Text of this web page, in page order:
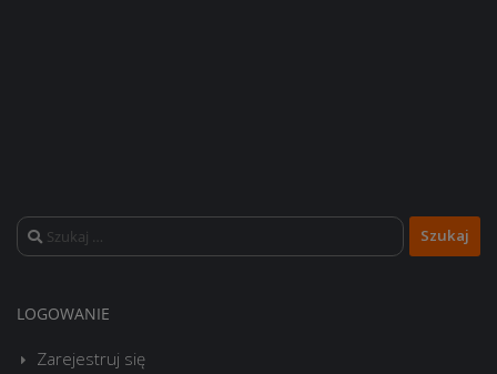
Szukaj:
LOGOWANIE
Zarejestruj się